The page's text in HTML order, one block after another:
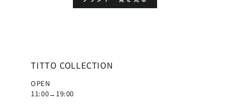
TITTO COLLECTION
OPEN
11:00→19:00